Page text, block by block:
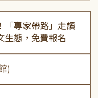
「專家帶路」走讀
生態，免費報名
)